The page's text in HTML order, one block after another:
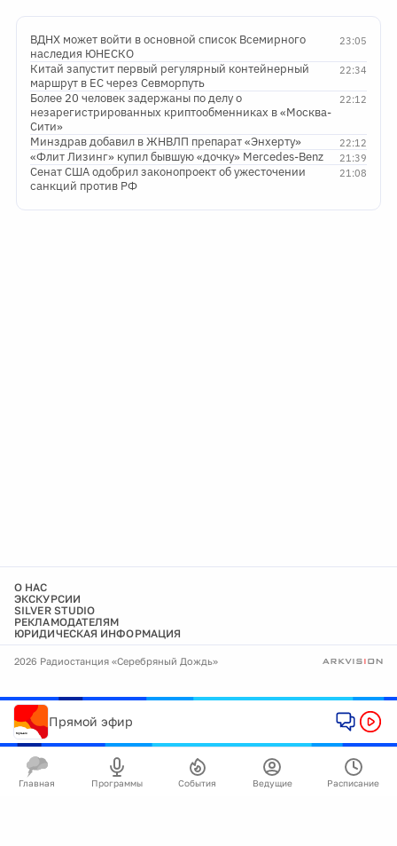
23:05
ВДНХ может войти в основной список Всемирного
наследия ЮНЕСКО
22:34
Китай запустит первый регулярный контейнерный
маршрут в ЕС через Севморпуть
22:12
Более 20 человек задержаны по делу о
незарегистрированных криптообменниках в «Москва-
Сити»
22:12
Минздрав добавил в ЖНВЛП препарат «Энхерту»
21:39
«Флит Лизинг» купил бывшую «дочку» Mercedes-Benz
21:08
Сенат США одобрил законопроект об ужесточении
санкций против РФ
О НАС
ЭКСКУРСИИ
SILVER STUDIO
РЕКЛАМОДАТЕЛЯМ
ЮРИДИЧЕСКАЯ ИНФОРМАЦИЯ
2026 Радиостанция «Серебряный Дождь»
Прямой эфир
Главная Программы События Ведущие Расписание